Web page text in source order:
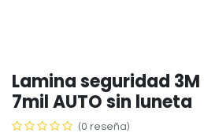
Lamina seguridad
7mil AUTO sin luneta
(0 reseña)